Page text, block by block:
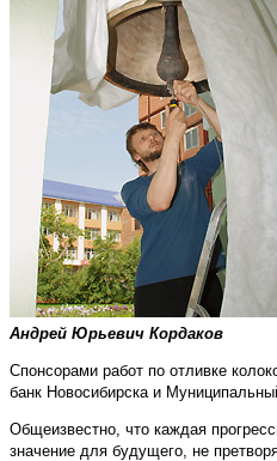
Андрей Юрьевич Кордаков
Спонсорами работ по отливке
банк Новосибирска и
Общеизвестно, что каждая
значение для будущего, не